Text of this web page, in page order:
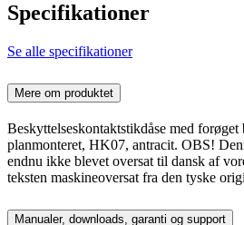
Specifikationer
Se alle specifikationer
Mere om produktet
Beskyttelseskontaktstikdåse med forøget
planmonteret, HK07, antracit. OBS!
endnu ikke blevet oversat til dansk af
teksten maskineoversat fra den tyske
Manualer, downloads, garanti og support